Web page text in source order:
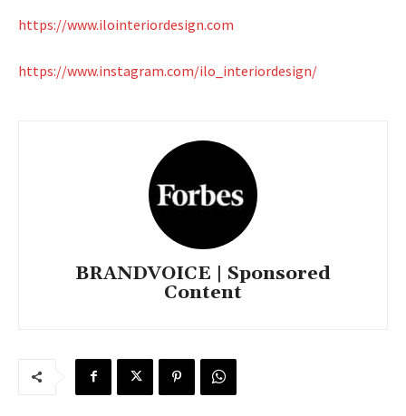
https://www.ilointeriordesign.com
https://www.instagram.com/ilo_interiordesign/
BRANDVOICE | Sponsored
Content